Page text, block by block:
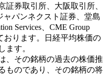
証券取引所、大阪取引所、
ャパンネクスト証券、堂島
Services、CME Group
おります。日経平均株価の
ます。
、その銘柄の過去の株価推
ものであり、その銘柄の将